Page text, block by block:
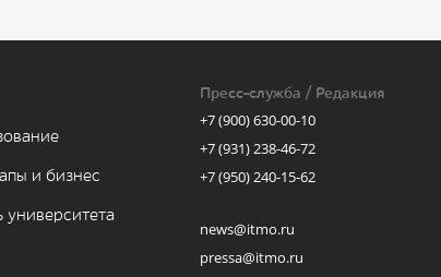
и бизнес
Пресс-служба / Редакция
+7 (900) 630-00-10
+7 (931) 238-46-72
+7 (950) 240-15-62
news@itmo.ru
pressa@itmo.ru